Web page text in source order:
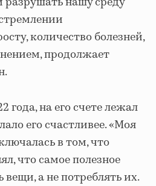
количество болезней,
продолжает
года, на его счете лежал
его счастливее. «Моя
в том, что
что самое полезное
вещи, а не потреблять их.